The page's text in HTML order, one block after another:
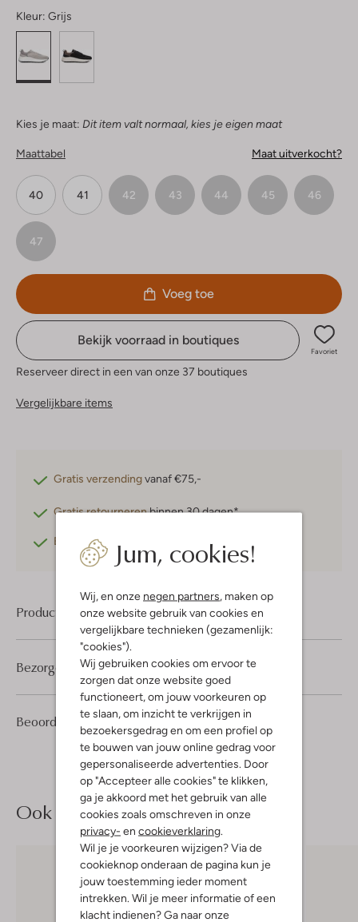
Jum, cookies!
Wij, en onze negen partners, maken op
onze website gebruik van cookies en
vergelijkbare technieken (gezamenlijk:
"cookies").
Wij gebruiken cookies om ervoor te
zorgen dat onze website goed
functioneert, om jouw voorkeuren op
te slaan, om inzicht te verkrijgen in
bezoekersgedrag en om een profiel op
te bouwen van jouw online gedrag voor
gepersonaliseerde advertenties. Door
op "Accepteer alle cookies" te klikken,
ga je akkoord met het gebruik van alle
cookies zoals omschreven in onze
privacy- en cookieverklaring.
Wil je je voorkeuren wijzigen? Via de
cookieknop onderaan de pagina kun je
jouw toestemming ieder moment
intrekken. Wil je meer informatie of een
klacht indienen? Ga naar onze
Kleur: Grijs
Kies je maat: Dit item valt normaal, kies je eigen maat
Maattabel Maat uitverkocht?
40 41 42 43 44 45 46
47
Voeg toe
Bekijk voorraad in boutiques
Favoriet
Reserveer direct in een van onze 37 boutiques
Vergelijkbare items
Gratis verzendingvanaf €75,-
Gratis retournerenbinnen 30 dagen*
Betaal achteraf
Product informatie
Beoordelingen (1) 2/5
1
2
Sterren
Bezorgen & retourneren
Ook iets voor jou?